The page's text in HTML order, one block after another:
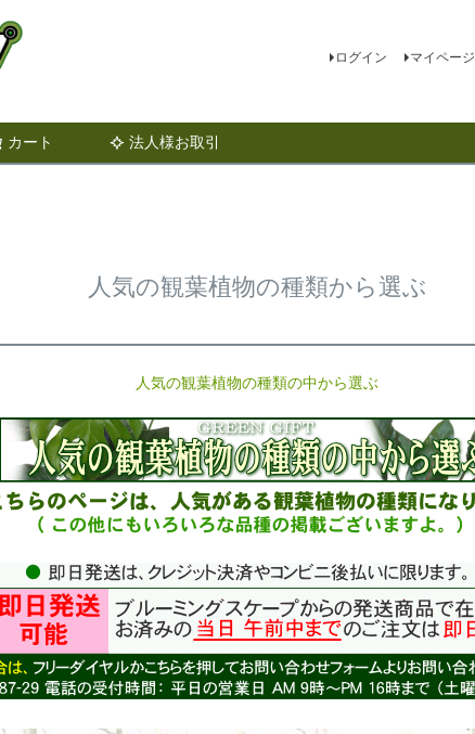
ログイン マイページ
カート 法人様お取引
検索
人気の観葉植物の種類から選ぶ
人気の観葉植物の種類の中から選ぶ